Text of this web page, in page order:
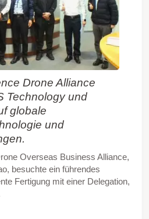
Drone Alliance
Technology und
globale
und
Overseas Business Alliance,
besuchte ein führendes
Fertigung mit einer Delegation,